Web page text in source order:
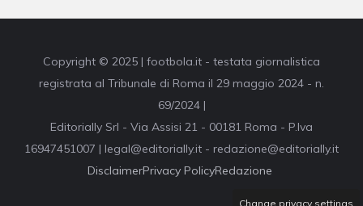
Copyright © 2025 | footbola.it - testata giornalistica
registrata al Tribunale di Roma il 29 maggio 2024 - n.
69/2024 |
Editorially Srl - Via Assisi 21 - 00181 Roma - P.Iva
16947451007 | legal@editorially.it - redazione@editorially.it
DisclaimerPrivacy PolicyRedazione
Change privacy settings